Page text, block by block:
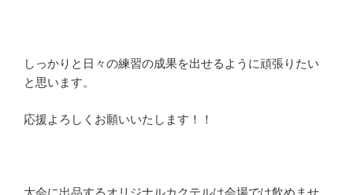
しっかりと日々の練習の成果を出せるように頑張りたい
と思います。
応援よろしくお願いいたします！！
大会に出品するオリジナルカクテルは会場では飲めませ